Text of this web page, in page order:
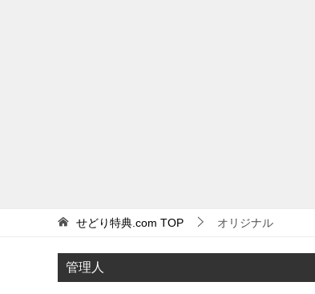
せどり特典.com TOP オリジナル
管理人